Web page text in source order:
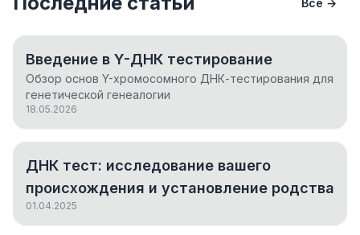
Все →
Введение в Y-ДНК тестирование
Обзор основ Y-хромосомного ДНК-тестирования для
генетической генеалогии
18.05.2026
ДНК тест: исследование вашего
происхождения и установление родства
01.04.2025